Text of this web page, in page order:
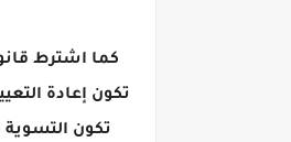
تكون إعادة
تكون التسوية